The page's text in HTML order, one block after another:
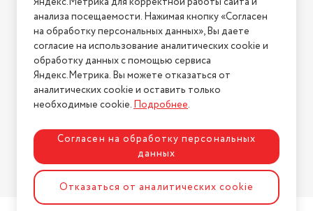
Количество компрессоров
1
Энергопотребление
278 кВтч/год
Материал полок
стекло
Цвет товара
Глубина (см)
60
холодильник; упаковка;
документация
компрессорный
Размораживание холодильной
Нашли ошибку на сайте? Напишите нам
2026 © Интернет-магазин "АстМаркет". У нас есть всё!
Политика конфиденциальности
Разработка сайтаASTDESIGN
анализа посещаемости. Нажимая кнопку «Согласен
на обработку персональных данных», Вы даете
согласие на использование аналитических cookie и
обработку данных с помощью сервиса
Яндекс.Метрика. Вы можете отказаться от
аналитических cookie и оставить только
необходимые cookie.Подробнее.
Согласен на обработку персональных
данных
Отказаться от аналитических cookie